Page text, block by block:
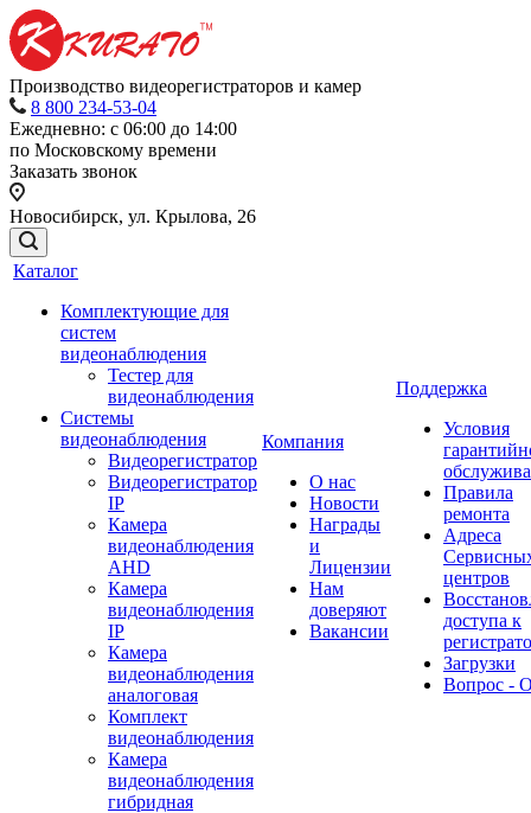
Производство видеорегистраторов и камер
8 800 234-53-04
Ежедневно: с 06:00 до 14:00
по Московскому времени
Заказать звонок
Новосибирск, ул. Крылова, 26
Каталог
Комплектующие для
систем
видеонаблюдения
Тестер для
видеонаблюдения
Системы
видеонаблюдения
Видеорегистратор
Видеорегистратор
IP
Камера
видеонаблюдения
AHD
Камера
видеонаблюдения
IP
Камера
видеонаблюдения
аналоговая
Комплект
видеонаблюдения
Камера
видеонаблюдения
гибридная
Компания
О нас
Новости
Награды
и
Лицензии
Нам
доверяют
Вакансии
Поддержка
Условия
Правила
ремонта
Адреса
центров
доступа к
Загрузки
Вопрос -